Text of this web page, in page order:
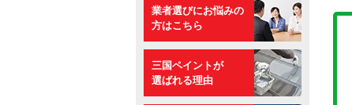
業者選びにお悩みの
方はこちら
三国ペイントが
選ばれる理由